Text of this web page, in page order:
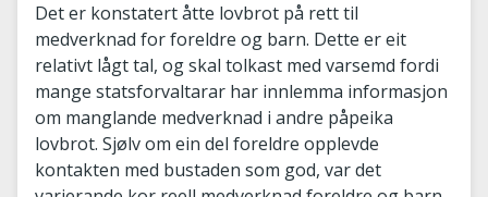
Det er konstatert åtte lovbrot på rett til
medverknad for foreldre og barn. Dette er eit
relativt lågt tal, og skal tolkast med varsemd fordi
mange statsforvaltarar har innlemma informasjon
om manglande medverknad i andre påpeika
lovbrot. Sjølv om ein del foreldre opplevde
kontakten med bustaden som god, var det